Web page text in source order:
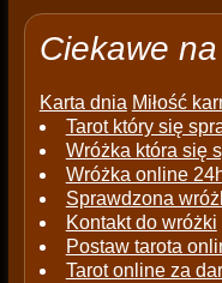
Ciekawe
Karta dnia Miłość
Tarot który się
Wróżka która się
Wróżka online
Sprawdzona
Kontakt do wróżki
Postaw tarota
Tarot online za